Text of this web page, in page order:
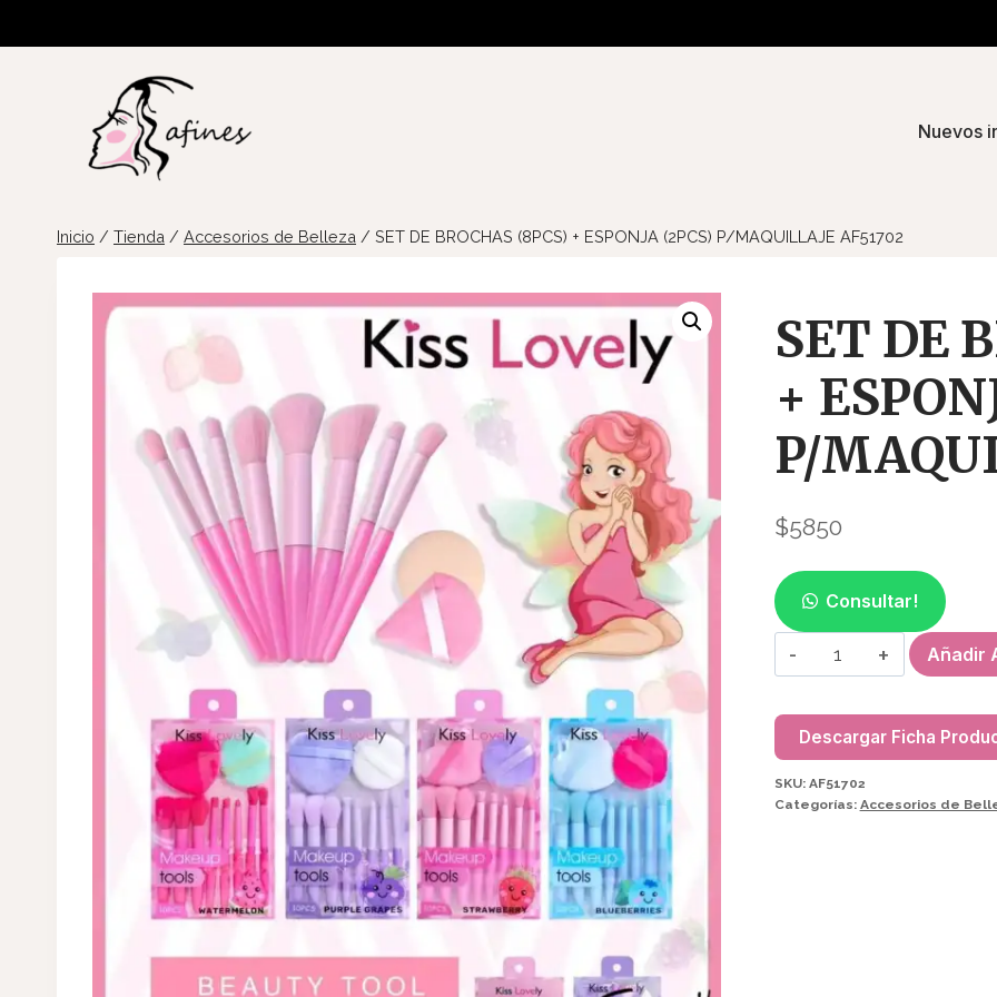
Nuevos
Inicio / Tienda / Accesorios de Belleza / SET DE BROCHAS (8PCS) + ESPONJA (2PCS) P/MAQUILLAJE AF51702
SET DE
+
P/
$5850
Consultar!
SET
DE
(8PCS)
+
ESPONJA
Añadir
Descargar Ficha
SKU: AF51702
Categorías: Accesorios de